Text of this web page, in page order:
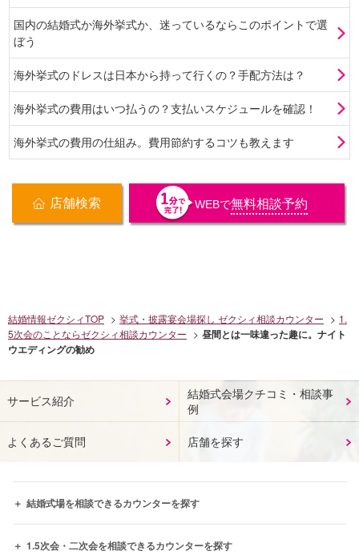
国内の結婚式か海外挙式か、迷っているならこのポイントで選
ぼう
海外挙式のドレスは日本から持って行くの？手配方法は？
海外挙式の費用はいつ払うの？支払いスケジュールを確認！
海外挙式の費用の仕組み。費用節約するコツも教えます
店舗検索 WEBで無料相談予約
結婚情報ゼクシィTOP 挙式・披露宴会場探し ゼクシィ相談カウンター
1.
5次会のことならゼクシィ相談カウンター
昼間とは一味違った趣に。ナイト
ウエディングの勧め
サービス紹介
結婚式会場クチコミ・相談事
例
よくあるご質問 店舗を探す
結婚式場を相談できるカウンターを探す
1.5次会・二次会を相談できるカウンターを探す